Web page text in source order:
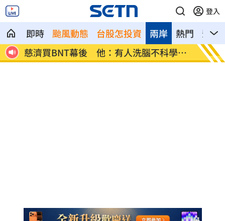
登入
即時 颱風動態 台股怎投資 熱門 影音
兩岸
2
慈濟買BNT幕後 他：有人洗腦不科學概
念
殘疾
句